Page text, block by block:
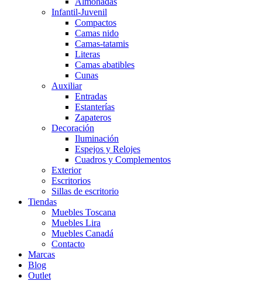
Infantil-Juvenil
Compactos
Camas nido
Camas-tatamis
Literas
Camas abatibles
Cunas
Auxiliar
Entradas
Estanterías
Zapateros
Decoración
Iluminación
Espejos y Relojes
Cuadros y Complementos
Exterior
Escritorios
Sillas de escritorio
Tiendas
Muebles Toscana
Muebles Lira
Muebles Canadá
Contacto
Marcas
Blog
Outlet